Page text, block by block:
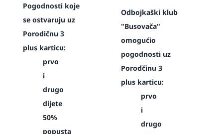
Pogodnosti koje
se ostvaruju uz
Porodičnu 3
plus karticu:
prvo
i
drugo
dijete
50%
popusta
Odbojkaški klub
"Busovača"
omogućio
pogodnosti uz
Porodčinu 3
plus karticu:
prvo
i
drugo